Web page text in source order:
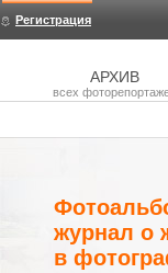
Регистрация
АРХИВ
всех
журнал о
в